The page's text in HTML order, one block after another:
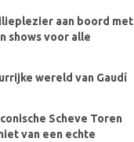
aan boord met
shows voor alle
wereld van Gaudí
Scheve Toren
van een echte